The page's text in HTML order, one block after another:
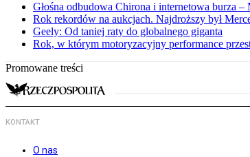
Głośna odbudowa Chirona i internetowa burza –
Rok rekordów na aukcjach. Najdroższy był
Geely: Od taniej raty do globalnego giganta
Rok, w którym motoryzacyjny performance
Promowane treści
KONTAKT
O nas